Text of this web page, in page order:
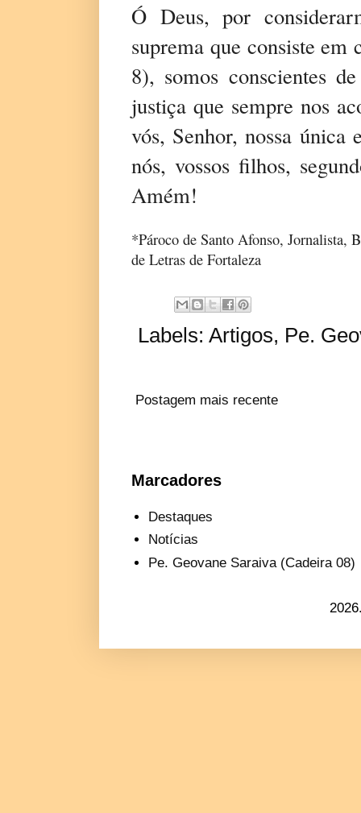
Ó Deus, por
suprema que consiste
8), somos conscientes
justiça que sempre nos
vós, Senhor, nossa única
nós, vossos filhos,
Amém!
*Pároco de Santo Afonso, Jornalista,
de Letras de Fortaleza
Labels: Artigos, Pe.
Postagem mais recente
Marcadores
Destaques
Notícias
Pe. Geovane Saraiva (Cadeira 08)